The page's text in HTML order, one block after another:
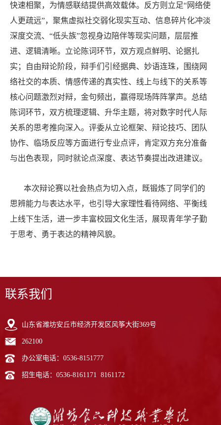
快速相聚，为情感联结提供高效载体。反方则立足“网络使
人更疏远”，聚焦虚拟社交弱化现实互动、信息碎片化冲淡
深度交流、“低头族”忽视身边陪伴等现实问题，层层推
进、逻辑清晰。 立论陈词环节，双方观点鲜明、论据扎
实；自由辩论阶段，辩手们引经据典、妙语连珠，围绕网
络社交的本质、情感传递的真实性、线上与线下的关系等
核心问题激烈对辩，金句频出，赢得现场阵阵掌声。总结
陈词环节，双方梳理逻辑、升华主题，将对数字时代人际
关系的思考推向深入。 评委从立论框架、辩论技巧、团队
协作、临场反应等方面进行专业点评，肯定双方充分准备
与出色表现，同时就论点深度、表达节奏提出改进建议。
本次辩论赛以社会热点为切入点，既锻炼了同学们的
思辨能力与表达水平，也引导大家理性看待网络、平衡线
上线下生活，进一步丰富校园文化生活，展现青年学子勤
于思考、勇于表达的精神风貌。
联系我们
山东省潍坊安丘市经济开发区风筝大街369号
262100
办公室电话：0536-8151777
招生电话：0536-8161171 8161172